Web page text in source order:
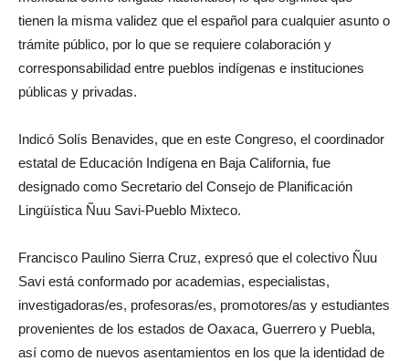
tienen la misma validez que el español para cualquier asunto o
trámite público, por lo que se requiere colaboración y
corresponsabilidad entre pueblos indígenas e instituciones
públicas y privadas.
Indicó Solís Benavides, que en este Congreso, el coordinador
estatal de Educación Indígena en Baja California, fue
designado como Secretario del Consejo de Planificación
Lingüística Ñuu Savi-Pueblo Mixteco.
Francisco Paulino Sierra Cruz, expresó que el colectivo Ñuu
Savi está conformado por academias, especialistas,
investigadoras/es, profesoras/es, promotores/as y estudiantes
provenientes de los estados de Oaxaca, Guerrero y Puebla,
así como de nuevos asentamientos en los que la identidad de